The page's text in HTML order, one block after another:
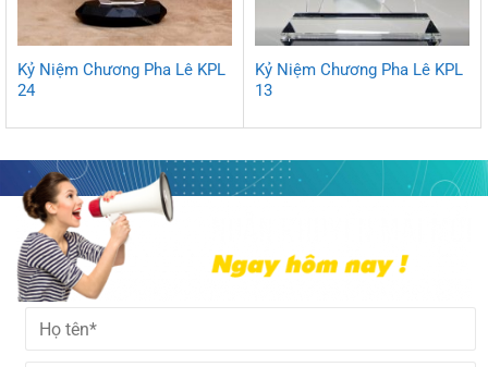
Kỷ Niệm Chương Pha Lê KPL
24
Kỷ Niệm Chương Pha Lê KPL
13